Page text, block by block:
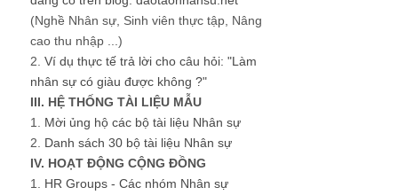
(Nghề Nhân sự, Sinh viên thực tập, Nâng
cao thu nhập ...)
2. Ví dụ thực tế trả lời cho câu hỏi: "Làm
nhân sự có giàu được không ?"
III. HỆ THỐNG TÀI LIỆU MẪU
1. Mời ủng hộ các bộ tài liệu Nhân sự
2. Danh sách 30 bộ tài liệu Nhân sự
IV. HOẠT ĐỘNG CỘNG ĐỒNG
1. HR Groups - Các nhóm Nhân sự